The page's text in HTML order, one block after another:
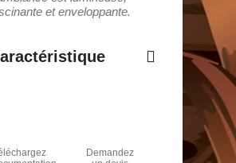
et enveloppante.
Demandez